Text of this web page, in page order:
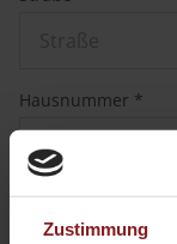
Zustimmung
Hausnummer *
PLZ *